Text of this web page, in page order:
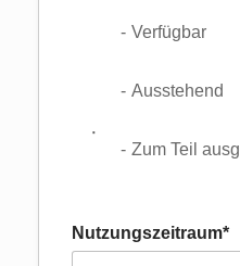
- Verfügbar
- Ausstehend
·
- Zum Teil
Nutzungszeitraum*